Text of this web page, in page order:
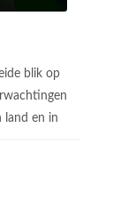
blik op
land en in